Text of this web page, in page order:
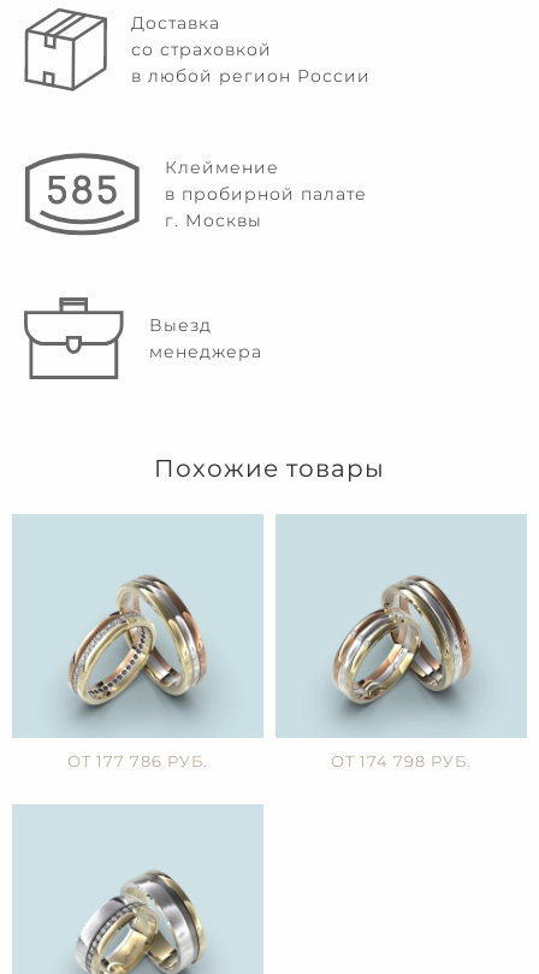
Доставка
со страховкой
в любой регион России
Клеймение
в пробирной палате
г. Москвы
Выезд
менеджера
Похожие товары
ОТ 177 786 РУБ. ОТ 174 798 РУБ.